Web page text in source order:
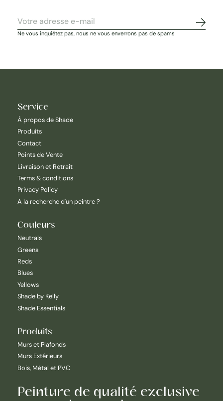
Ne vous inquiétez pas, nous ne vous enverrons pas de spams
Service
À propos de Shade
Produits
Contact
Points de Vente
Livraison et Retrait
Terms & conditions
Privacy Policy
A la recherche d'un peintre ?
Couleurs
Neutrals
Greens
Reds
Blues
Yellows
Shade by Kelly
Shade Essentials
Produits
Murs et Plafonds
Murs Extérieurs
Bois, Métal et PVC
Peinture de qualité exclusive